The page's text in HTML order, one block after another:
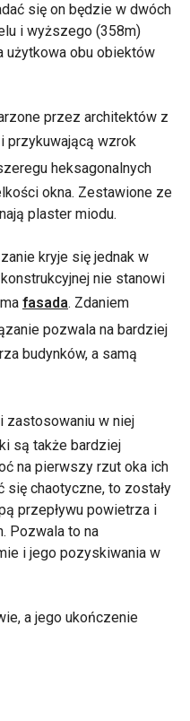
się on będzie w dwóch
i wyższego (358m)
użytkowa obu obiektów
przez architektów z
przykuwającą wzrok
heksagonalnych
okna. Zestawione ze
plaster miodu.
kryje się jednak w
nie stanowi
fasada. Zdaniem
pozwala na bardziej
budynków, a samą
i zastosowaniu w niej
są także bardziej
na pierwszy rzut oka ich
chaotyczne, to zostały
przepływu powietrza i
Pozwala to na
i jego pozyskiwania w
a jego ukończenie